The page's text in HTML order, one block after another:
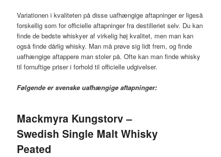
Variationen i kvaliteten på disse uafhængige aftapninger er ligeså
forskellig som for officielle aftapninger fra destilleriet selv. Du kan
finde de bedste whiskyer af virkelig høj kvalitet, men man kan
også finde dårlig whisky. Man må prøve sig lidt frem, og finde
uafhængige aftappere man stoler på. Ofte kan man finde whisky
til fornuftige priser i forhold til officielle udgivelser.
Følgende er svenske uafhængige aftapninger:
Mackmyra Kungstorv –
Swedish Single Malt Whisky
Peated